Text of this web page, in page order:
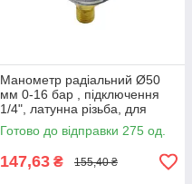
Манометр радіальний Ø50
мм 0-16 бар , підключення
1/4", латунна різьба, для
опалення та води
Готово до відправки 275 од.
147,63 ₴ 155,40 ₴